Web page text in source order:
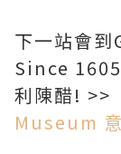
下一站會
Since
利陳醋! >>
Museum